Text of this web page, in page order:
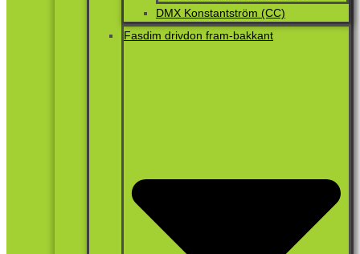
DMX Konstantström (CC)
Fasdim drivdon fram-bakkant